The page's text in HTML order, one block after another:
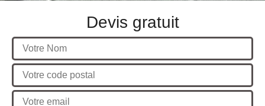
Devis gratuit